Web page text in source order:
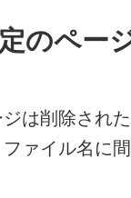
のペー
は削除され
ァイル名に